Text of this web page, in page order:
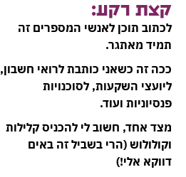
קצת רקע:
לכתוב תוכן לאנשי המספרים זה
תמיד מאתגר.
ככה זה כשאני כותבת לרואי חשבון,
ליועצי השקעות, לסוכנויות
פנסיוניות ועוד.
מצד אחד, חשוב לי להכניס קלילות
וקולולוש (הרי בשביל זה באים
דווקא אלי!)